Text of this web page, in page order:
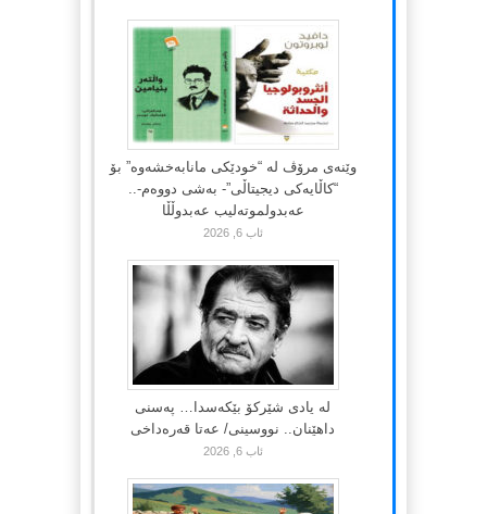
وێنەی مرۆڤ لە “خودێکی مانابەخشەوە” بۆ
“کاڵایەکی دیجیتاڵی”- بەشی دووەم-..
عەبدولموتەلیب عەبدوڵڵا
ئاب 6, 2026
لە یادی شێرکۆ بێکەسدا… پەسنی
داهێنان.. نووسینی/ عەتا قەرەداخی
ئاب 6, 2026